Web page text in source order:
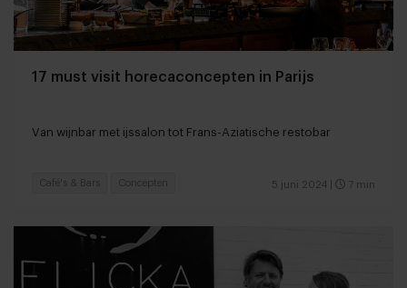
17 must visit horecaconcepten in Parijs
Van wijnbar met ijssalon tot Frans-Aziatische restobar
5 juni 2024 7 min
Café's & Bars Concepten